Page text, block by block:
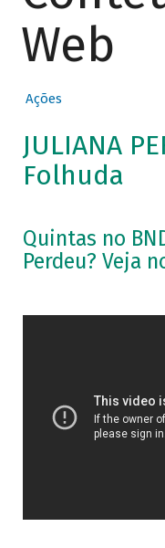
Web
Ações
JULIANA
Folhuda
Quintas no
Perdeu? Veja